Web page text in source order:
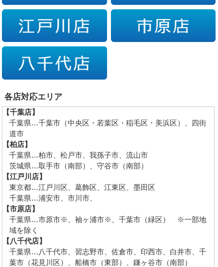
各店対応エリア
【千葉店】
千葉県…千葉市（中央区・若葉区・稲毛区・美浜区）、四街
道市
【柏店】
千葉県…柏市、松戸市、我孫子市、流山市
茨城県…取手市（南部）、守谷市（南部）
【江戸川店】
東京都…江戸川区、葛飾区、江東区、墨田区
千葉県…浦安市、市川市、
【市原店】
千葉県…市原市※、袖ヶ浦市※、千葉市（緑区） ※一部地
域を除く
【八千代店】
千葉県…八千代市、習志野市、佐倉市、印西市、白井市、千
葉市（花見川区）、船橋市（東部）、鎌ヶ谷市（南部）